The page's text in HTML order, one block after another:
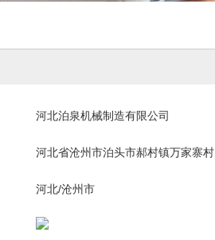
河北泊泉机械制造有限公司
河北省沧州市泊头市郝村镇万家寨村
河北/沧州市